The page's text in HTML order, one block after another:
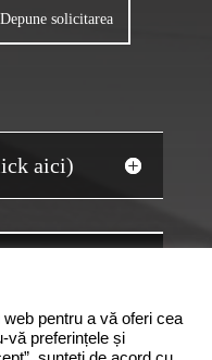
Depune solicitarea
aici)
pentru a vă oferi cea
vă preferințele și